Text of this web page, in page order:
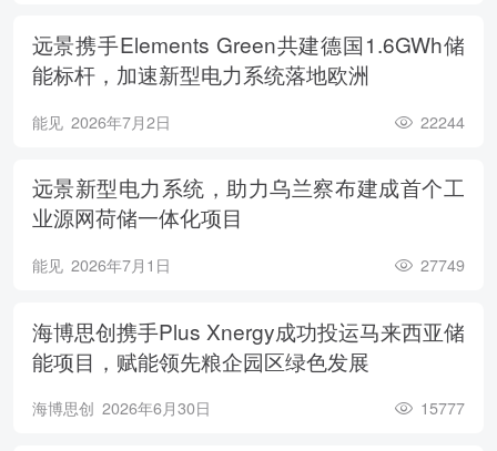
远景携手Elements Green共建德国1.6GWh储
能标杆，加速新型电力系统落地欧洲
能见 2026年7月2日 22244
远景新型电力系统，助力乌兰察布建成首个工
业源网荷储一体化项目
能见 2026年7月1日 27749
海博思创携手Plus Xnergy成功投运马来西亚储
能项目，赋能领先粮企园区绿色发展
海博思创 2026年6月30日 15777